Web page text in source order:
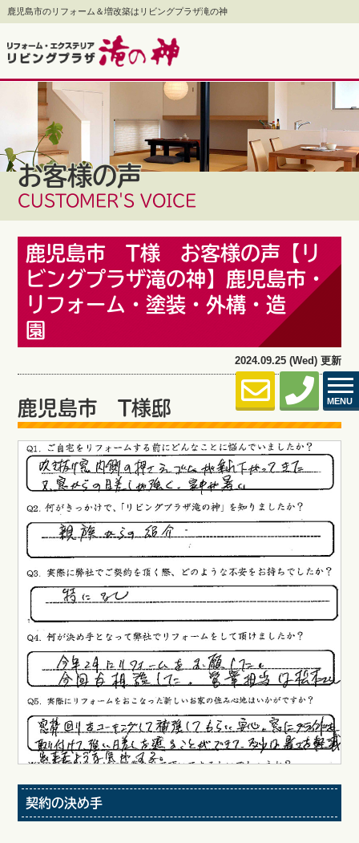
鹿児島市のリフォーム＆増改築はリビングプラザ滝の神
MENU
お客様の声
CUSTOMER'S VOICE
鹿児島市 T様 お客様の声【リ
ビングプラザ滝の神】鹿児島市・
リフォーム・塗装・外構・造
園
2024.09.25 (Wed) 更新
鹿児島市 T様邸
契約の決め手